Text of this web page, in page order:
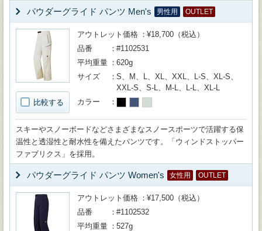
パウダーグライド パンツ Men's 男性用 OUTLET
比較する
アウトレット価格
¥18,700（税込）
品番
#1102531
平均重量
620g
サイズ
S、M、L、XL、XXL、L-S、XL-S、
XXL-S、S-L、M-L、L-L、XL-L
カラー
スキーやスノーボードなどさまざまなスノースポーツで活躍する保
温性と透湿性と耐水性を備えたパンツです。「ウィンドストッパー
ファブリクス」を採用。
パウダーグライド パンツ Women's 女性用 OUTLET
アウトレット価格
¥17,500（税込）
品番
#1102532
平均重量
527g